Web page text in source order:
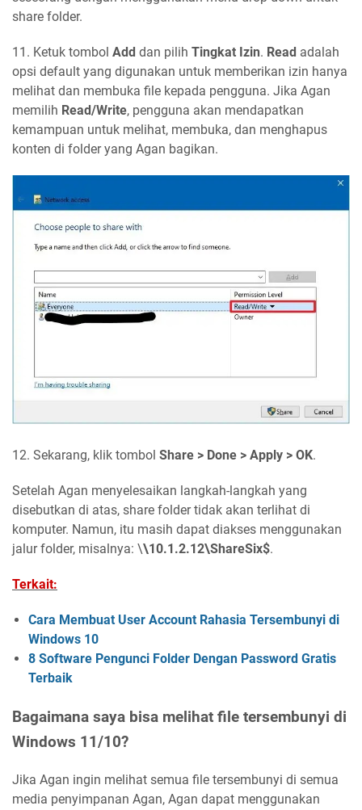
share folder.
11. Ketuk tombol Add dan pilih Tingkat Izin. Read adalah
opsi default yang digunakan untuk memberikan izin hanya
melihat dan membuka file kepada pengguna. Jika Agan
memilih Read/Write, pengguna akan mendapatkan
kemampuan untuk melihat, membuka, dan menghapus
konten di folder yang Agan bagikan.
12. Sekarang, klik tombol Share > Done > Apply > OK.
Setelah Agan menyelesaikan langkah-langkah yang
disebutkan di atas, share folder tidak akan terlihat di
komputer. Namun, itu masih dapat diakses menggunakan
jalur folder, misalnya: \\10.1.2.12\ShareSix$.
Terkait:
Cara Membuat User Account Rahasia Tersembunyi di
Windows 10
8 Software Pengunci Folder Dengan Password Gratis
Terbaik
Bagaimana saya bisa melihat file tersembunyi di
Windows 11/10?
Jika Agan ingin melihat semua file tersembunyi di semua
media penyimpanan Agan, Agan dapat menggunakan